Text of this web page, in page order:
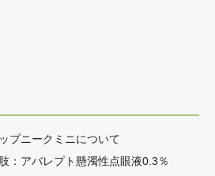
プニークミニについて
：アバレプト懸濁性点眼液0.3％